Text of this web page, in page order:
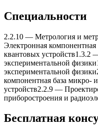
Специальности
2.2.10 — Метрология и
Электронная
квантовыx устройств1.3.2
экспериментальной физики
экспериментальной физики
компонентная база микро-
устройств2.2.9 —
приборостроения и
Бесплатная